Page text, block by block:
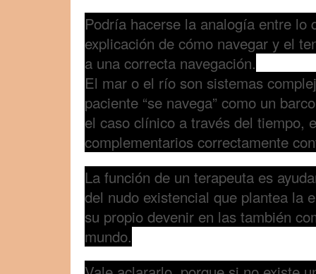
Podría hacerse la analogía entre lo
explicación de cómo navegar y el
a una correcta navegación.
El mar o el río son sistemas
paciente “se navega” como un
el caso clínico a través del tiempo,
complementarios correctamente
La función de un terapeuta es
del nudo existencial que plantea la
su propio devenir en las también
mundo.